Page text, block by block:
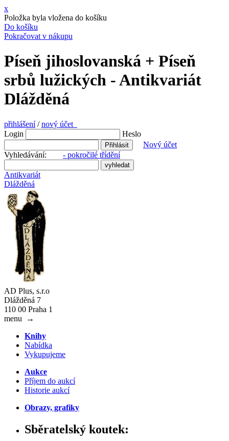
x
Položka byla vložena do košíku
Do košíku
Pokračovat v nákupu
Píseň jihoslovanská + Píseň
srbů lužických - Antikvariát
Dlážděná
přihlášení/nový účet
Login
Heslo
Nový účet
Vyhledávání: - pokročilé třídění
Antikvariát
Dlážděná
AD Plus, s.r.o
Dlážděná 7
110 00 Praha 1
menu
→
Knihy
Nabídka
Vykupujeme
Aukce
Příjem do aukcí
Historie aukcí
Obrazy, grafiky
Sběratelský koutek: